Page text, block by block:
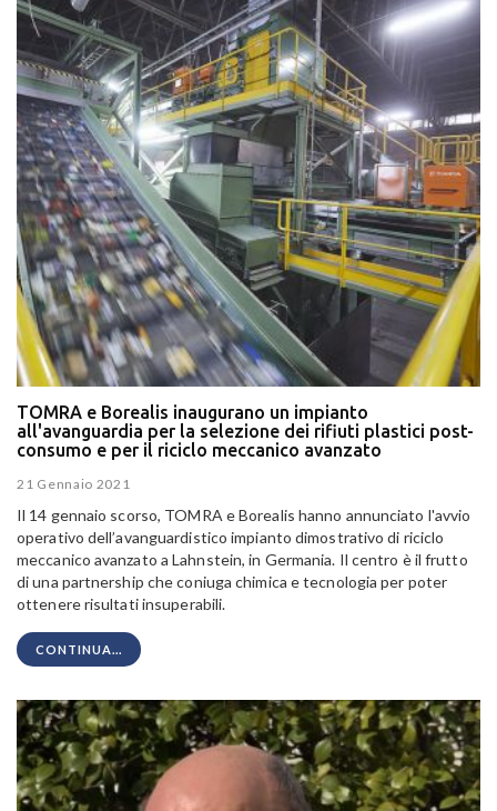
TOMRA e Borealis inaugurano un impianto
all'avanguardia per la selezione dei rifiuti plastici post-
consumo e per il riciclo meccanico avanzato
21 Gennaio 2021
Il 14 gennaio scorso, TOMRA e Borealis hanno annunciato l'avvio
operativo dell’avanguardistico impianto dimostrativo di riciclo
meccanico avanzato a Lahnstein, in Germania. Il centro è il frutto
di una partnership che coniuga chimica e tecnologia per poter
ottenere risultati insuperabili.
CONTINUA...